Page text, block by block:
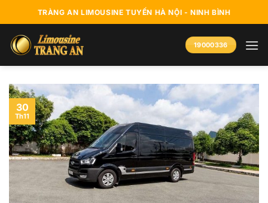
qua
nội
dung
TRÀNG AN LIMOUSINE TUYẾN HÀ NỘI - NINH BÌNH
19000336
30
Th11